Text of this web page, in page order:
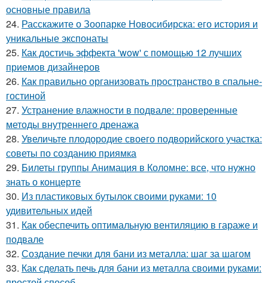
основные правила
24. Расскажите о Зоопарке Новосибирска: его история и
уникальные экспонаты
25. Как достичь эффекта 'wow' с помощью 12 лучших
приемов дизайнеров
26. Как правильно организовать пространство в спальне-
гостиной
27. Устранение влажности в подвале: проверенные
методы внутреннего дренажа
28. Увеличьте плодородие своего подворийского участка:
советы по созданию приямка
29. Билеты группы Анимация в Коломне: все, что нужно
знать о концерте
30. Из пластиковых бутылок своими руками: 10
удивительных идей
31. Как обеспечить оптимальную вентиляцию в гараже и
подвале
32. Создание печки для бани из металла: шаг за шагом
33. Как сделать печь для бани из металла своими руками: